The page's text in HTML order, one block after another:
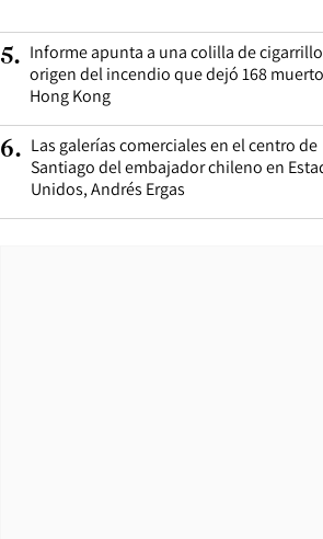
5. Informe apunta a una colilla de
origen del incendio que dejó 168
Hong Kong
6. Las galerías comerciales en el centro de
Santiago del embajador chileno en
Unidos, Andrés Ergas